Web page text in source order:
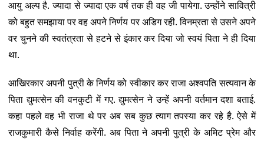
आयु अल्प है. ज्यादा से ज्यादा एक वर्ष तक ही वह जी पायेगा. उन्होंने सावित्री
को बहुत समझाया पर वह अपने निर्णय पर अडिग रही. विनम्रता से उसने अपने
वर चुनने की स्वतंत्रता से हटने से इंकार कर दिया जो स्वयं पिता ने ही दिया
था.
आखिरकार अपनी पुत्री के निर्णय को स्वीकार कर राजा अश्वपति सत्यवान के
पिता द्युमत्सेन की वनकुटी में गए. द्युमत्सेन ने उन्हें अपनी वर्तमान दशा बताई.
कहा पहले वह भी राजा थे पर अब सब कुछ त्याग तपस्या कर रहे है. ऐसे में
राजकुमारी कैसे निर्वाह करेंगी. अब पिता ने अपनी पुत्री के अमिट प्रेम और